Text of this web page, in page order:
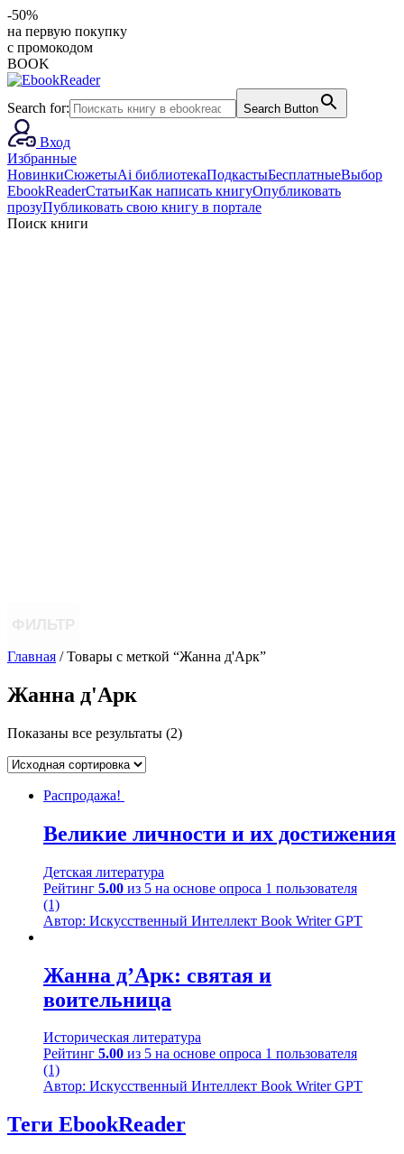
-50%
на первую покупку
с промокодом
BOOK
Search for: Search Button
Вход
Избранные
НовинкиСюжетыAi библиотекаПодкастыБесплатныеВыбор
EbookReaderСтатьиКак написать книгуОпубликовать
прозуПубликовать свою книгу в портале
Поиск книги
Главная / Товары с меткой “Жанна д'Арк”
Жанна д'Арк
Показаны все результаты (2)
Распродажа!
Великие личности и их достижения
Детская литература
Рейтинг 5.00 из 5 на основе опроса 1 пользователя
(1)
Автор: Искусственный Интеллект Book Writer GPT
Жанна д’Арк: святая и
воительница
Историческая литература
Рейтинг 5.00 из 5 на основе опроса 1 пользователя
(1)
Автор: Искусственный Интеллект Book Writer GPT
Теги EbookReader